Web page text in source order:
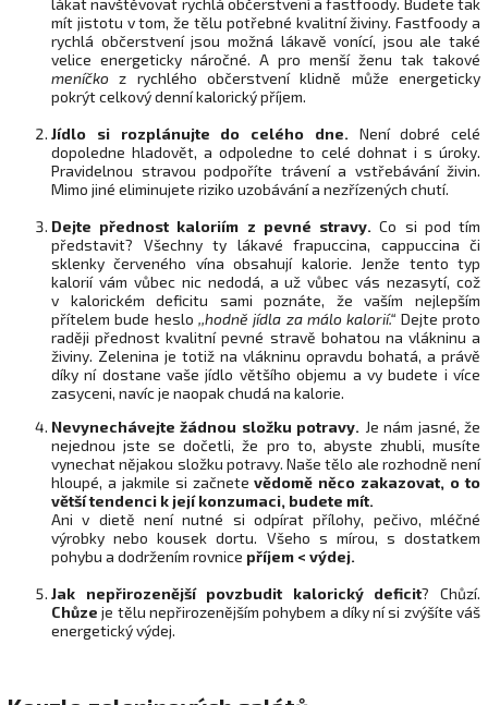
lákat navštěvovat rychlá občerstvení a fastfoody. Budete tak
mít jistotu v tom, že tělu potřebné kvalitní živiny. Fastfoody a
rychlá občerstvení jsou možná lákavě vonící, jsou ale také
velice energeticky náročné. A pro menší ženu tak takové
meníčko z rychlého občerstvení klidně může energeticky
pokrýt celkový denní kalorický příjem.
Jídlo si rozplánujte do celého dne. Není dobré celé
dopoledne hladovět, a odpoledne to celé dohnat i s úroky.
Pravidelnou stravou podpoříte trávení a vstřebávání živin.
Mimo jiné eliminujete riziko uzobávání a nezřízených chutí.
Dejte přednost kaloriím z pevné stravy.Co si pod tím
představit? Všechny ty lákavé frapuccina, cappuccina či
sklenky červeného vína obsahují kalorie. Jenže tento typ
kalorií vám vůbec nic nedodá, a už vůbec vás nezasytí, což
v kalorickém deficitu sami poznáte, že vaším nejlepším
přítelem bude heslo ,,hodně jídla za málo kalorií.“ Dejte proto
raději přednost kvalitní pevné stravě bohatou na vlákninu a
živiny. Zelenina je totiž na vlákninu opravdu bohatá, a právě
díky ní dostane vaše jídlo většího objemu a vy budete i více
zasyceni, navíc je naopak chudá na kalorie.
Nevynechávejte žádnou složku potravy. Je nám jasné, že
nejednou jste se dočetli, že pro to, abyste zhubli, musíte
vynechat nějakou složku potravy. Naše tělo ale rozhodně není
hloupé, a jakmile si začnetevědomě něco zakazovat, o to
větší tendenci k její konzumaci, budete mít.
Ani v dietě není nutné si odpírat přílohy, pečivo, mléčné
výrobky nebo kousek dortu. Všeho s mírou, s dostatkem
pohybu a dodržením rovnice příjem < výdej.
Jak nepřirozenější povzbudit kalorický deficit? Chůzí.
Chůze je tělu nepřirozenějším pohybem a díky ní si zvýšíte váš
energetický výdej.